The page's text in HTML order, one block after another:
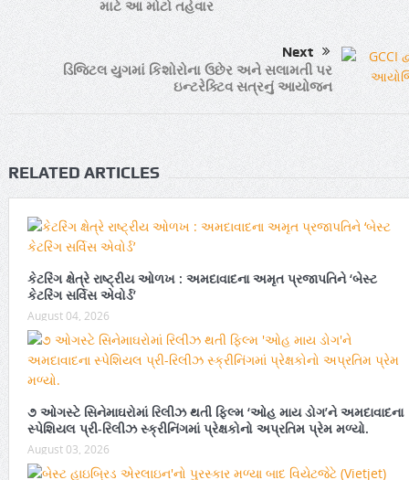
માટે આ મોટો તહેવાર
Next
ડિજિટલ યુગમાં કિશોરોના ઉછેર અને સલામતી પર
ઇન્ટરેક્ટિવ સત્રનું આયોજન
RELATED ARTICLES
કેટરિંગ ક્ષેત્રે રાષ્ટ્રીય ઓળખ : અમદાવાદના અમૃત પ્રજાપતિને ‘બેસ્ટ
કેટરિંગ સર્વિસ એવોર્ડ’
August 04, 2026
૭ ઓગસ્ટે સિનેમાઘરોમાં રિલીઝ થતી ફિલ્મ ‘ઓહ માય ડોગ’ને અમદાવાદના
સ્પેશિયલ પ્રી-રિલીઝ સ્ક્રીનિંગમાં પ્રેક્ષકોનો અપ્રતિમ પ્રેમ મળ્યો.
August 03, 2026